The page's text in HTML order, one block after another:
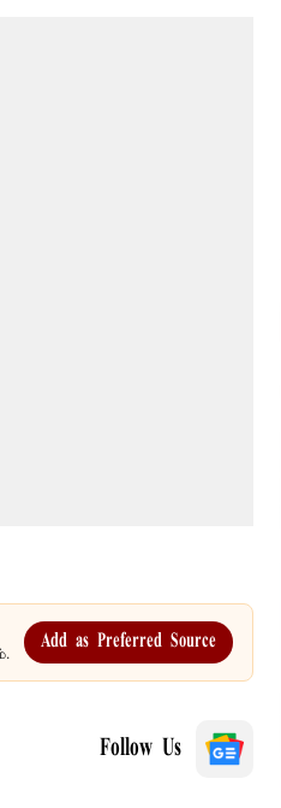
Add as Preferred Source
Follow Us